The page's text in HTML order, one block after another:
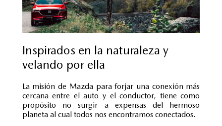
Inspirados en la naturaleza y
velando por ella
La misión de Mazda para forjar una conexión más
cercana entre el auto y el conductor, tiene como
propósito no surgir a expensas del hermoso
planeta al cual todos nos encontramos conectados.